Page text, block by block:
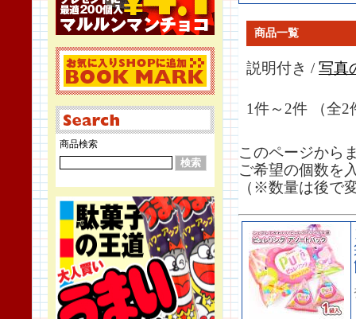
商品検索
商品一覧
説明付き /写真
1件～2件 （全2
このページから
ご希望の個数を
（※数量は後で